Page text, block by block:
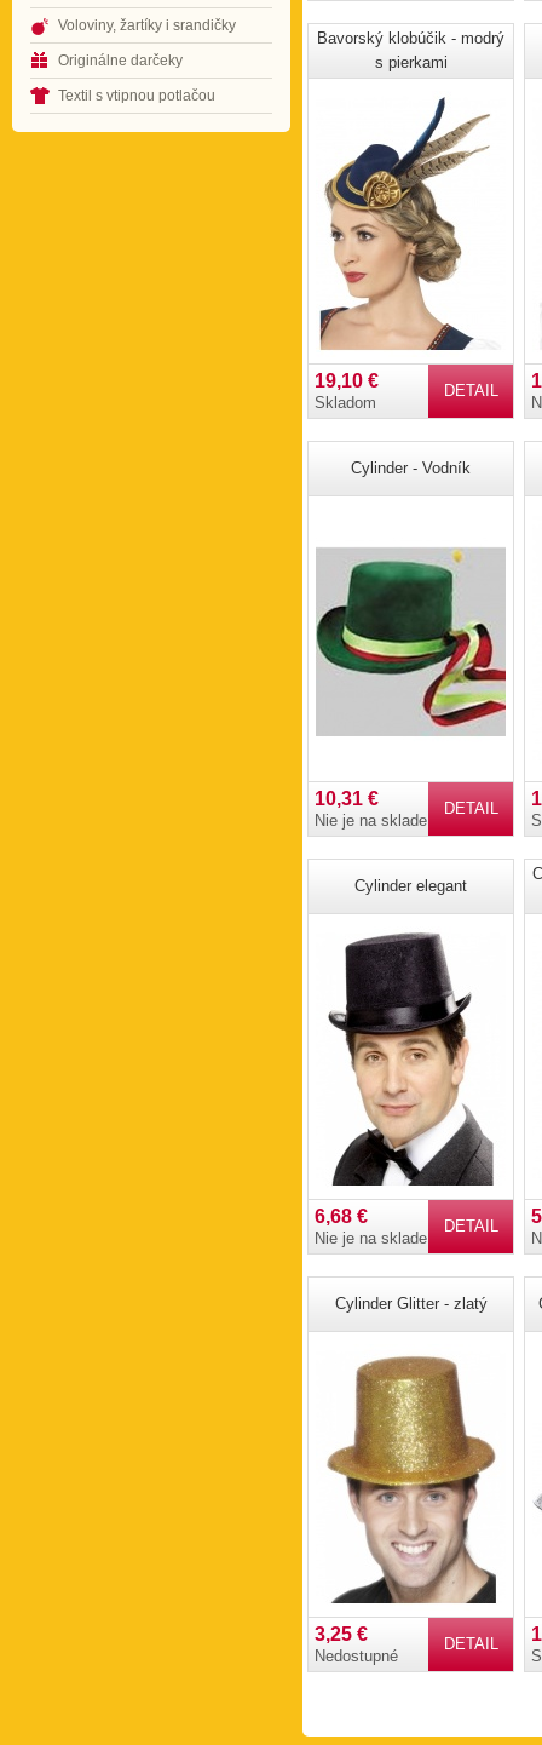
Voloviny, žartíky i srandičky
Originálne darčeky
Textil s vtipnou potlačou
Bavorský klobúčik - modrý
s pierkami
DETAIL
19,10 €
Skladom
Cylinder - Vodník
DETAIL
10,31 €
Nie je na sklade
Cylinder elegant
DETAIL
6,68 €
Nie je na sklade
Cylinder Glitter - zlatý
DETAIL
3,25 €
Nedostupné